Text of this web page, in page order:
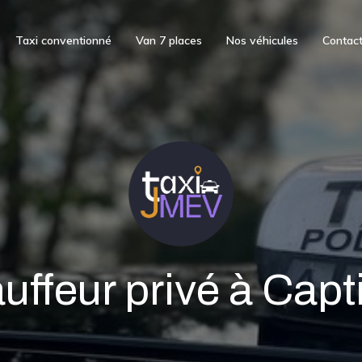
Taxi conventionné Van 7 places Nos véhicules Contact
privé à